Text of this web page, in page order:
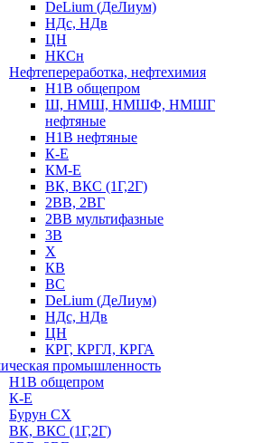
DeLium (ДеЛиум)
НДс, НДв
ЦН
НКСн
Нефтепереработка, нефтехимия
Н1В общепром
Ш, НМШ, НМШФ, НМШГ
нефтяные
Н1В нефтяные
К-Е
КМ-Е
ВК, ВКС (1Г,2Г)
2ВВ, 2ВГ
2ВВ мультифазные
3В
Х
КВ
ВС
DeLium (ДеЛиум)
НДс, НДв
ЦН
КРГ, КРГЛ, КРГА
промышленность
Н1В общепром
К-Е
Бурун СХ
ВК, ВКС (1Г,2Г)